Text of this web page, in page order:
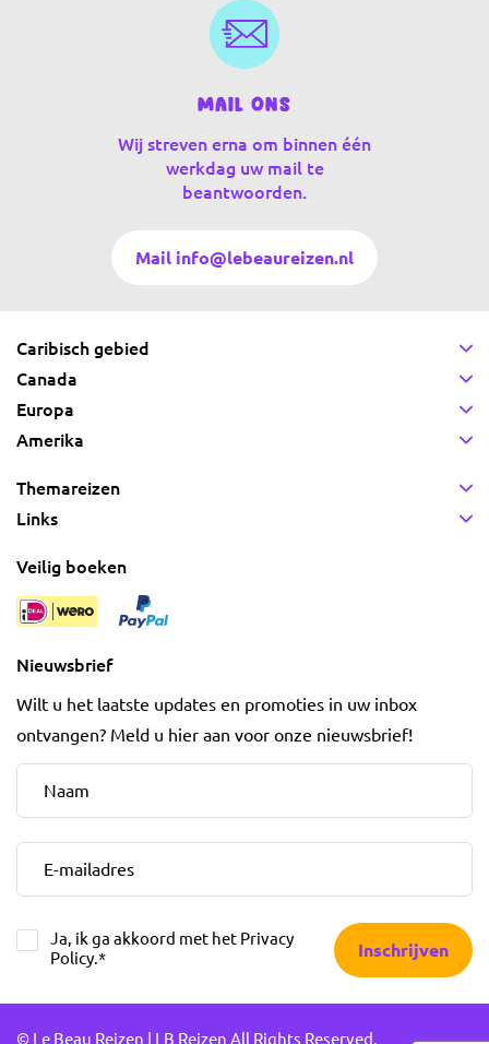
Mail ons
Wij streven erna om binnen één
werkdag uw mail te
beantwoorden.
Mail info@lebeaureizen.nl
Caribisch gebied
Canada
Europa
Amerika
Themareizen
Links
Veilig boeken
Nieuwsbrief
Wilt u het laatste updates en promoties in uw inbox
ontvangen? Meld u hier aan voor onze nieuwsbrief!
Naam*
E-mailadres*
Ja, ik ga akkoord met het Privacy
Policy.* Inschrijven
© Le Beau Reizen | LB Reizen All Rights Reserved.